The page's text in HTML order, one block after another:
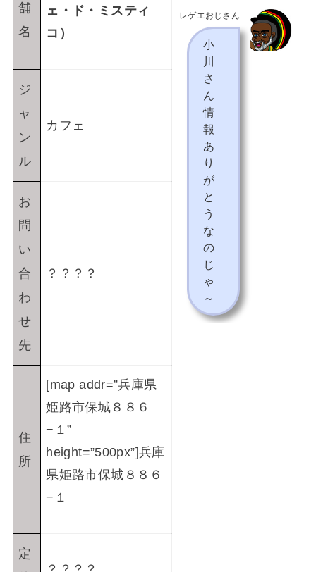
舗
名
ェ・ド・ミスティ
コ）
ジ
ャ
ン
ル
カフェ
お
問
い
合
わ
せ
先
？？？？
住
所
[map addr=”兵庫県
姫路市保城８８６
−１”
height=”500px”]兵庫
県姫路市保城８８６
−１
定
姫路レゲエおじさん
小
川
さ
ん
情
報
あ
り
が
と
う
な
の
じ
ゃ
～